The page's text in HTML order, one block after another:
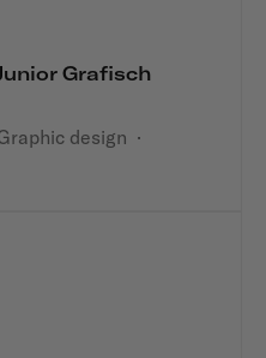
Grafisch
design ·